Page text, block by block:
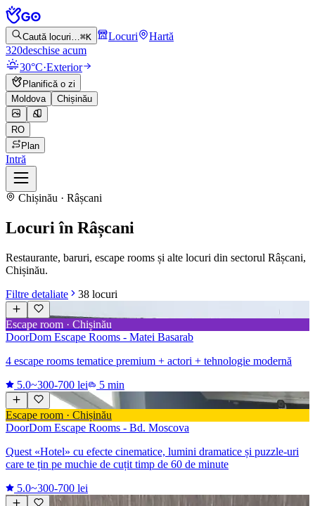
Caută locuri…⌘K Locuri
Hartă
320deschise acum
30°C·Exterior
Planifică o zi
Moldova
Chișinău
RO
Plan
Intră
Chișinău · Râșcani
Locuri în Râșcani
Restaurante, baruri, escape rooms și alte locuri din sectorul Râșcani,
Chișinău.
Filtre detaliate
38 locuri
Escape room · Chișinău
DoorDom Escape Rooms - Matei Basarab
4 escape rooms tematice premium + actori + tehnologie modernă
5.0~300-700 lei 5 min
Escape room · Chișinău
DoorDom Escape Rooms - Bd. Moscova
Quest «Hotel» cu efecte cinematice, lumini dramatice și puzzle-uri
care te țin pe muchie de cuțit timp de 60 de minute
5.0~300-700 lei